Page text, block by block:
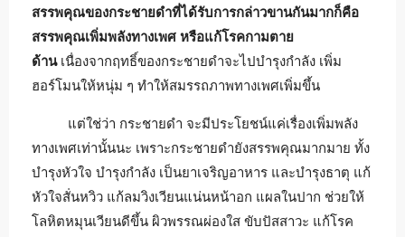
สรรพคุณของกระชายดำที่ได้รับการกล่าวขานกันมากก็คือ
สรรพคุณเพิ่มพลังทางเพศ หรือแก้โรคกามตาย
ด้านเนื่องจากฤทธิ์ของกระชายดำจะไปบำรุงกำลัง เพิ่ม
ฮอร์โมนให้หนุ่ม ๆ ทำให้สมรรถภาพทางเพศเพิ่มขึ้น
แต่ใช่ว่า กระชายดำ จะมีประโยชน์แค่เรื่องเพิ่มพลัง
ทางเพศเท่านั้นนะ เพราะกระชายดำยังสรรพคุณมากมาย ทั้ง
บำรุงหัวใจ บำรุงกำลัง เป็นยาเจริญอาหาร และบำรุงธาตุ แก้
หัวใจสั่นหวิว แก้ลมวิงเวียนแน่นหน้าอก แผลในปาก ช่วยให้
โลหิตหมุนเวียนดีขึ้น ผิวพรรณผ่องใส ขับปัสสาวะ แก้โรค